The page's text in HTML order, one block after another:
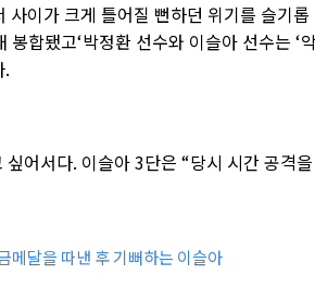
이가 크게 틀어질 뻔하던 위기를 슬기롭
합됐고‘박정환 선수와 이슬아 선수는 ‘
.
어서다. 이슬아 3단은 “당시 시간 공격을
달을 따낸 후 기뻐하는 이슬아